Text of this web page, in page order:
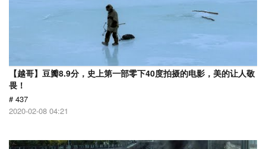
【越哥】豆瓣8.9分，史上第一部零下40度拍摄的电影，美的让人敬
畏！
# 437
2020-02-08 04:21